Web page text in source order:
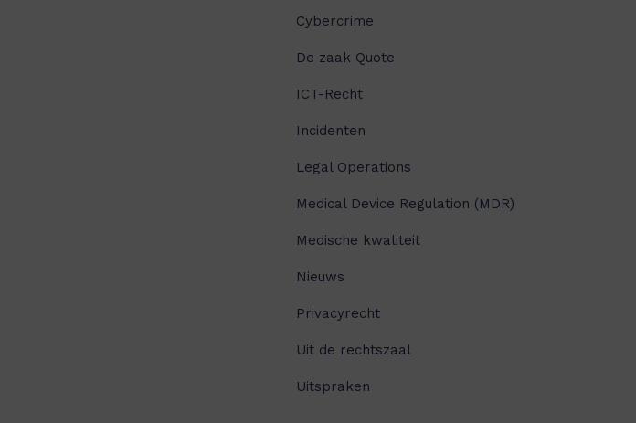
Cybercrime
De zaak Quote
ICT-Recht
Incidenten
Legal Operations
Medical Device Regulation (MDR)
Medische kwaliteit
Nieuws
Privacyrecht
Uit de rechtszaal
Uitspraken